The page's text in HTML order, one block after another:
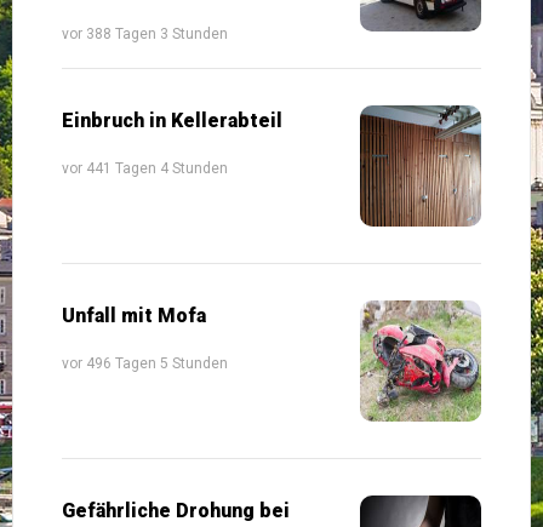
vor 388 Tagen 3 Stunden
Einbruch in Kellerabteil
vor 441 Tagen 4 Stunden
Unfall mit Mofa
vor 496 Tagen 5 Stunden
Gefährliche Drohung bei